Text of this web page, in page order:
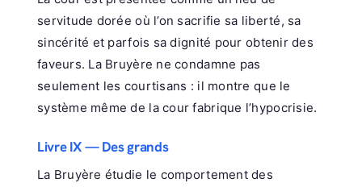
servitude dorée où l’on sacrifie sa liberté, sa
sincérité et parfois sa dignité pour obtenir des
faveurs. La Bruyère ne condamne pas
seulement les courtisans : il montre que le
système même de la cour fabrique l’hypocrisie.
Livre IX — Des grands
La Bruyère étudie le comportement des